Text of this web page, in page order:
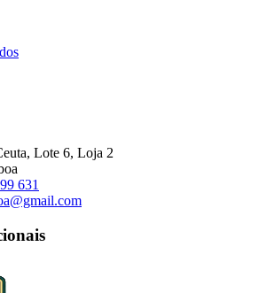
Lote 6, Loja 2
631